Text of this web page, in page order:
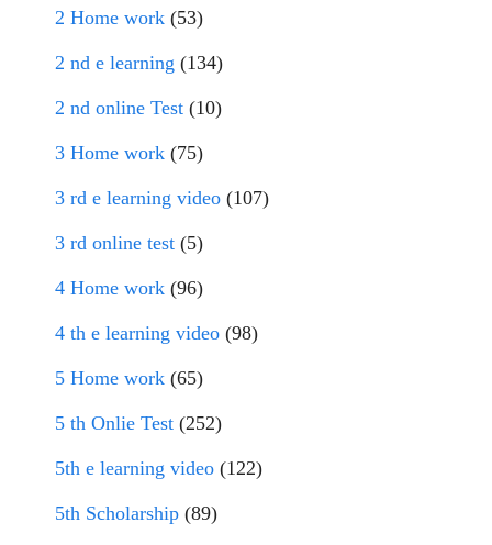
2 Home work (53)
2 nd e learning (134)
2 nd online Test (10)
3 Home work (75)
3 rd e learning video (107)
3 rd online test (5)
4 Home work (96)
4 th e learning video (98)
5 Home work (65)
5 th Onlie Test (252)
5th e learning video (122)
5th Scholarship (89)